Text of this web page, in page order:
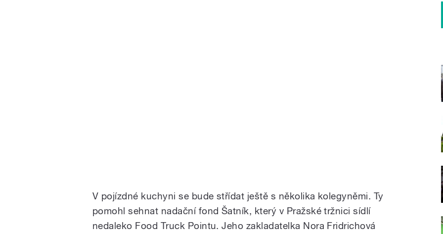
V pojízdné kuchyni se bude střídat ještě s několika kolegyněmi. Ty
pomohl sehnat nadační fond Šatník, který v Pražské tržnici sídlí
nedaleko Food Truck Pointu. Jeho zakladatelka Nora Fridrichová